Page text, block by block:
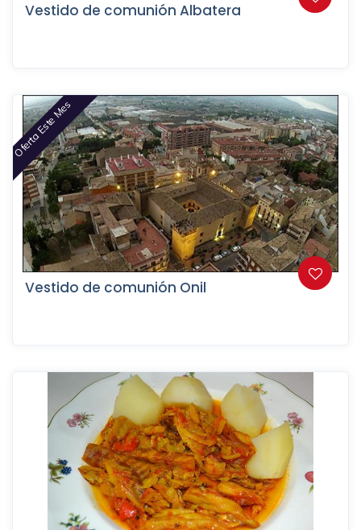
Vestido de comunión Albatera
Oferta Este Mes
Vestido de comunión Onil